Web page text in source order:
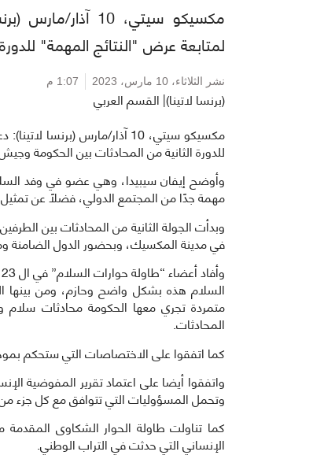
مكسيكو سيتي، 10
لمتابعة عرض "النتائج المهمة"
نشر الثلاثاء، 10 مارس، 2023 1:07 م
(برنسا لاتينا)| القسم العربي
مكسيكو سيتي، 10 آذار/مارس
للدورة الثانية من المحادثات بين الحكومة
وأوضح إيفان سيبيدا، وهي عضو في وفد
مهمة جدًا من المجتمع الدولي، فضلاً عن تمثيل
في مدينة المكسيك، وبحضور الدول الضامنة
السلام هذه بشكل واضح وحازم، ومن بينها
متمردة تجري معها الحكومة محادثات
المحادثات.
كما اتفقوا على الاختصاصات التي ستحكم
واتفقوا أيضا على اعتماد تقرير المفوضية
وتحمل المسؤوليات التي تتوافق مع كل جزء
كما تناولت طاولة الحوار الشكاوى
الإنساني التي حدثت في التراب الوطني.